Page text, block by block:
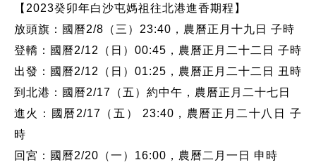
【2023癸卯年白沙屯媽祖往北港進香期程】
放頭旗：國曆2/8（三）23:40，農曆正月十九日 子時
登轎：國曆2/12（日）00:45，農曆正月二十二日 子時
出發：國曆2/12（日）01:25，農曆正月二十二日 丑時
到北港：國曆2/17（五）約中午，農曆正月二十七日
進火：國曆2/17（五） 23:40，農曆正月二十八日 子
時
回宮：國曆2/20（一）16:00，農曆二月一日 申時